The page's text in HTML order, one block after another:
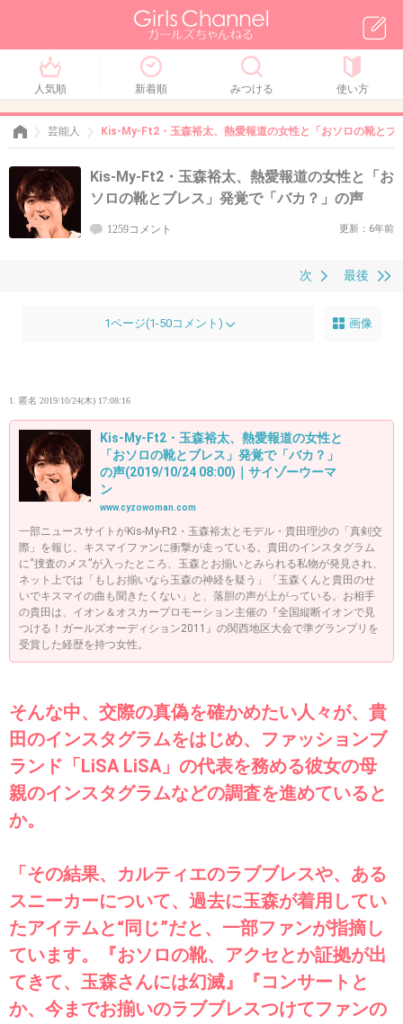
人気順 新着順 みつける 使い方
芸能人 Kis-My-Ft2・玉森裕太、熱愛報道の女性と「おソロの靴とブ
Kis-My-Ft2・玉森裕太、熱愛報道の女性と「お
ソロの靴とブレス」発覚で「バカ？」の声
1259コメント 更新：6年前
最後
次
1ページ(1-50コメント) 画像
1. 匿名 2019/10/24(木) 17:08:16
Kis-My-Ft2・玉森裕太、熱愛報道の女性と
「おソロの靴とブレス」発覚で「バカ？」
の声(2019/10/24 08:00)｜サイゾーウーマ
ン
www.cyzowoman.com
一部ニュースサイトがKis-My-Ft2・玉森裕太とモデル・貴田理沙の「真剣交
際」を報じ、キスマイファンに衝撃が走っている。貴田のインスタグラム
に“捜査のメス”が入ったところ、玉森とお揃いとみられる私物が発見され、
ネット上では「もしお揃いなら玉森の神経を疑う」「玉森くんと貴田のせ
いでキスマイの曲も聞きたくない」と、落胆の声が上がっている。お相手
の貴田は、イオン＆オスカープロモーション主催の『全国縦断イオンで見
つける！ガールズオーディション2011』の関西地区大会で準グランプリを
受賞した経歴を持つ女性。
そんな中、交際の真偽を確かめたい人々が、貴
田のインスタグラムをはじめ、ファッションブ
ランド「LiSA LiSA」の代表を務める彼女の母
親のインスタグラムなどの調査を進めていると
か。
「その結果、カルティエのラブブレスや、ある
スニーカーについて、過去に玉森が着用してい
たアイテムと“同じ”だと、一部ファンが指摘し
ています。『おソロの靴、アクセとか証拠が出
てきて、玉森さんには幻滅』『コンサートと
か、今までお揃いのラブブレスつけてファンの